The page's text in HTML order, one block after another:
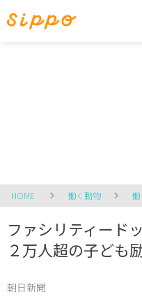
HOME 働く動物 働
ファシリティード
２万人超の子ども
朝日新聞